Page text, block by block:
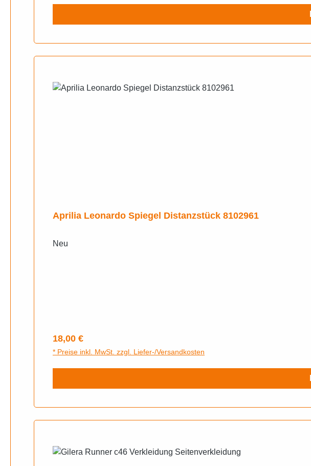
Aprilia Leonardo Spiegel Distanzstück 8102961
Neu
Regulärer Preis:
18,00 €
* Preise inkl. MwSt. zzgl. Liefer-/Versandkosten